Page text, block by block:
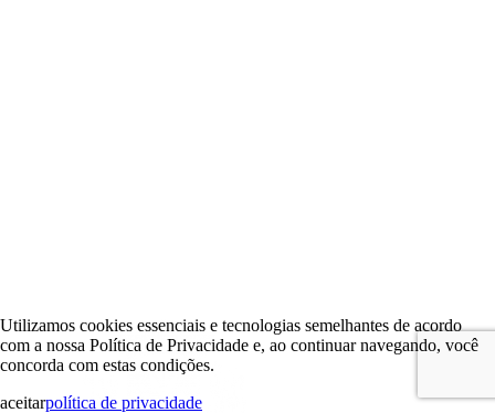
Utilizamos cookies essenciais e tecnologias semelhantes de acordo
com a nossa Política de Privacidade e, ao continuar navegando, você
concorda com estas condições.
aceitarpolítica de privacidade